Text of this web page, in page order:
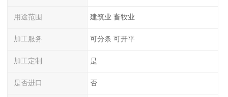
用途范围 建筑业 畜牧业
加工服务 可分条 可开平
加工定制 是
是否进口 否